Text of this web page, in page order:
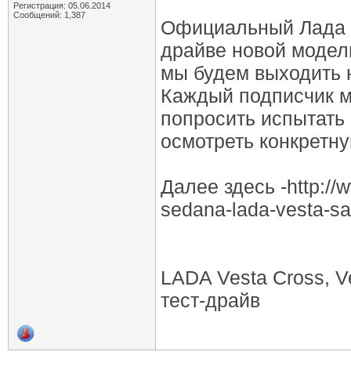
Регистрация: 05.06.2014
Сообщений: 1,387
Официальный Лада
драйве новой
мы будем выходить
Каждый подписчик
попросить
осмотреть
Далее здесь -http://
sedana-lada-vesta-
LADA Vesta Cross,
тест-драйв